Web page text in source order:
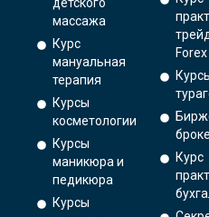
детского
массажа
Курс
мануальная
терапия
Курсы
косметологии
Курсы
маникюра и
педикюра
Курсы
Forex
Курс